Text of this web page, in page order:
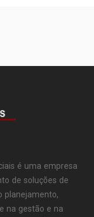
é uma empresa
de soluções de
planejamento,
na gestão e na